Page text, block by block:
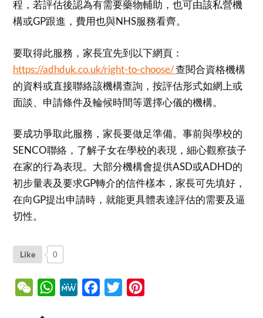
程，若評估後認為有需要藥物輔助，也可由該私營機
構或GP跟進，費用也與NHS服務看齊。
要取得此服務，家長宜先到以下網頁：
https://adhduk.co.uk/right-to-choose/查閱合資格機構
的資料或直接聯絡該機構查詢，按評估形式如網上或
面談、申請條件及輪候時間等選擇心儀的機構。
要成功爭取此服務，家長要做足準備。事前與學校的
SENCO聯絡，了解子女在學校的表現，細心觀察孩子
在家的行為表現。大部分機構會提供ASD或ADHD的
初步量表及要求GP轉介的信件樣本，家長可先填好，
在向GP提出申請時，就能更具體表達評估的需要及逼
切性。
Like 0
WeChatWhatsApp
MeWe Facebook
Twitter